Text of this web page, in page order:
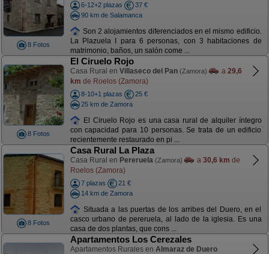
8 Fotos
6-12+2 plazas
37 €
90 km de Salamanca
Son 2 alojamientos diferenciados en el mismo edificio.
La Plazuela I para 6 personas, con 3 habitaciones de
matrimonio, baños, un salón come ...
8 Fotos
El Ciruelo Rojo
Casa Rural en Villaseco del Pan (Zamora) a 29,6
km de Roelos (Zamora)
8-10+1 plazas
25 €
25 km de Zamora
El Ciruelo Rojo es una casa rural de alquiler íntegro
con capacidad para 10 personas. Se trata de un edificio
recientemente restaurado en pi ...
8 Fotos
Casa Rural La Plaza
Casa Rural en Pereruela (Zamora) a 30,6 km de
Roelos (Zamora)
7 plazas
21 €
14 km de Zamora
Situada a las puertas de los arribes del Duero, en el
casco urbano de pereruela, al lado de la iglesia. Es una
casa de dos plantas, que cons ...
Apartamentos Los Cerezales
Apartamentos Rurales en Almaraz de Duero